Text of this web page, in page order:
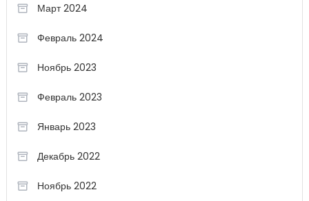
Март 2024
Февраль 2024
Ноябрь 2023
Февраль 2023
Январь 2023
Декабрь 2022
Ноябрь 2022